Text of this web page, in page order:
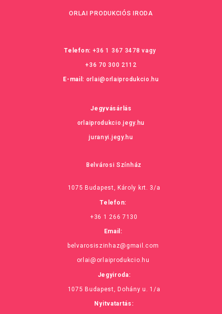
ORLAI PRODUKCIÓS IRODA
Telefon: +36 1 367 3478 vagy
+36 70 300 2112
E-mail: orlai@orlaiprodukcio.hu
Jegyvásárlás
orlaiprodukcio.jegy.hu
juranyi.jegy.hu
Belvárosi Színház
1075 Budapest, Károly krt. 3/a
Telefon:
+36 1 266 7130
Email:
belvarosiszinhaz@gmail.com
orlai@orlaiprodukcio.hu
Jegyiroda:
1075 Budapest, Dohány u. 1/a
Nyitvatartás: